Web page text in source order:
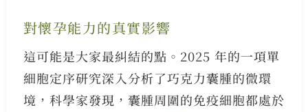
對懷孕能力的真實影響
這可能是大家最糾結的點。2025 年的一項單
細胞定序研究深入分析了巧克力囊腫的微環
境，科學家發現，囊腫周圍的免疫細胞都處於